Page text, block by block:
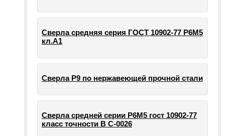
Сверла средняя серия ГОСТ 10902-77 Р6М5
кл.А1
Сверла Р9 по нержавеющей прочной стали
Сверла средней серии Р6М5 гост 10902-77
класс точности В С-0026